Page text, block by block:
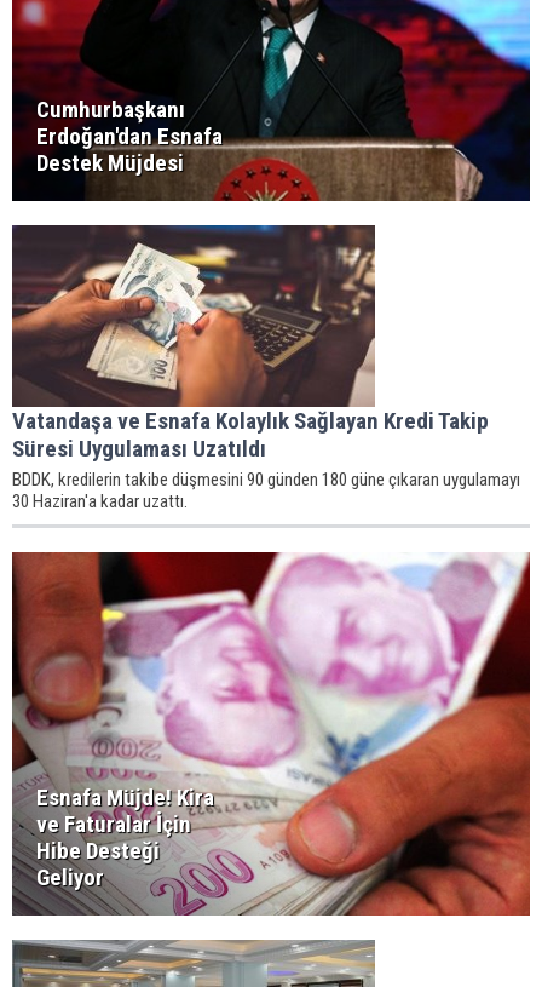
Cumhurbaşkanı
Erdoğan'dan Esnafa
Destek Müjdesi
Vatandaşa ve Esnafa Kolaylık Sağlayan Kredi Takip
Süresi Uygulaması Uzatıldı
BDDK, kredilerin takibe düşmesini 90 günden 180 güne çıkaran uygulamayı
30 Haziran'a kadar uzattı.
Esnafa Müjde! Kira
ve Faturalar İçin
Hibe Desteği
Geliyor